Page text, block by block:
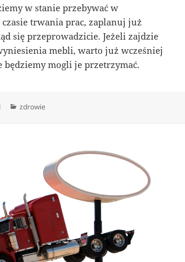
w stanie przebywać w
trwania prac, zaplanuj już
się przeprowadzicie. Jeżeli zajdzie
mebli, warto już wcześniej
będziemy mogli je przetrzymać.
Kategorie
zdrowie